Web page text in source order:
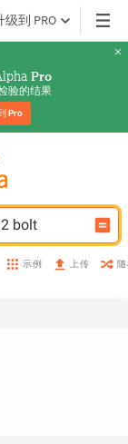
级到 PRO
Pro
验的结果
Pro
bolt
示例 上传